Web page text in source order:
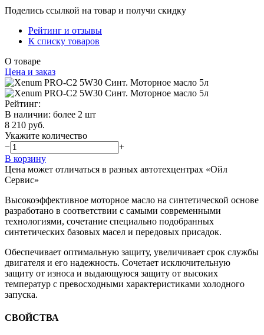
Поделись ссылкой на товар и получи скидку
Рейтинг и отзывы
К списку товаров
О товаре
Цена и заказ
Рейтинг:
В наличии: более 2 шт
8 210 руб.
Укажите количество
−
+
В корзину
Цена может отличаться в разных автотехцентрах «Ойл
Сервис»
Высокоэффективное моторное масло на синтетической основе
разработано в соответствии с самыми современными
технологиями, сочетание специально подобранных
синтетических базовых масел и передовых присадок.
Обеспечивает оптимальную защиту, увеличивает срок службы
двигателя и его надежность. Сочетает исключительную
защиту от износа и выдающуюся защиту от высоких
температур с превосходными характеристиками холодного
запуска.
СВОЙСТВА